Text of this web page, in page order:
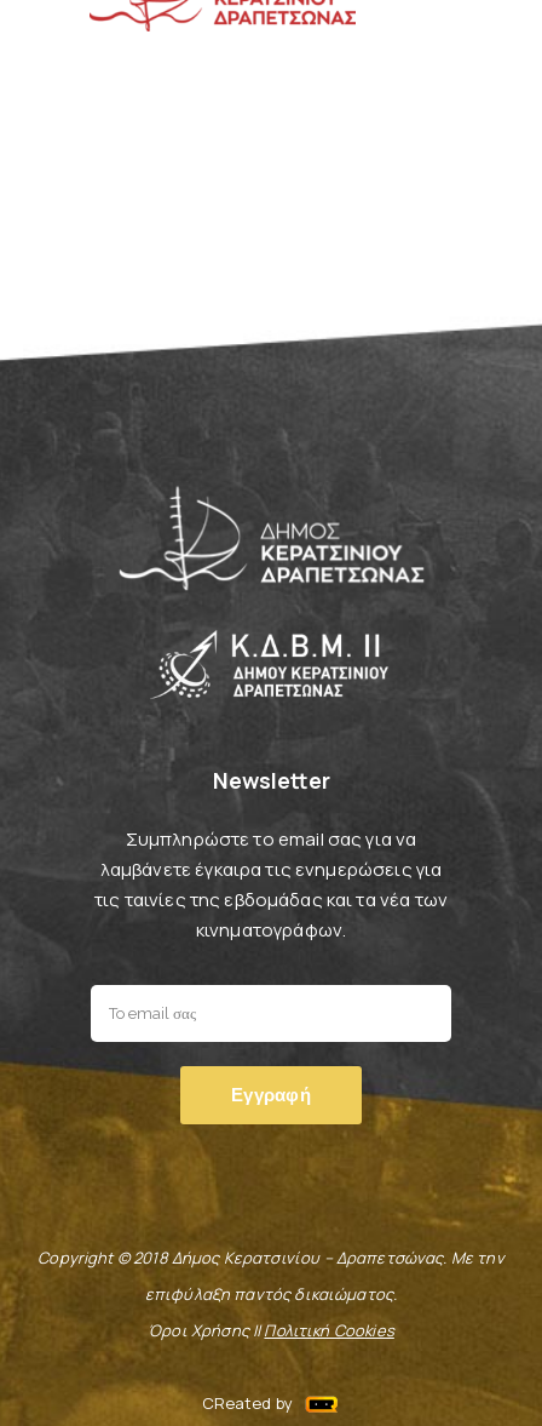
Newsletter
Συμπληρώστε το email σας για να
λαμβάνετε έγκαιρα τις ενημερώσεις για
τις ταινίες της εβδομάδας και τα νέα των
κινηματογράφων.
Copyright © 2018 Δήμος Κερατσινίου – Δραπετσώνας. Με την
επιφύλαξη παντός δικαιώματος.
Όροι Χρήσης ||Πολιτική Cookies
CReated by